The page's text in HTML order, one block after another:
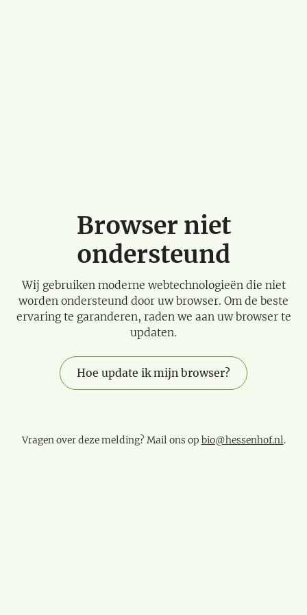
Browser niet
ondersteund
Wij gebruiken moderne webtechnologieën die niet
worden ondersteund door uw browser. Om de beste
ervaring te garanderen, raden we aan uw browser te
updaten.
Hoe update ik mijn browser?
Vragen over deze melding? Mail ons op bio@hessenhof.nl.